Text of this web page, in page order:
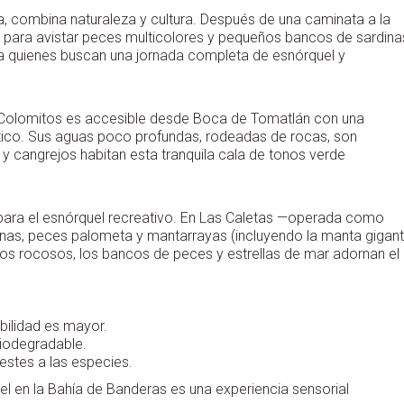
naturaleza y cultura. Después de una caminata a la
avistar peces multicolores y pequeños bancos de
buscan una jornada completa de esnórquel y
es accesible desde Boca de Tomatlán con una
Sus aguas poco profundas, rodeadas de rocas, son
cangrejos habitan esta tranquila cala de tonos verde
el esnórquel recreativo. En Las Caletas —operada como
peces palometa y mantarrayas (incluyendo la manta
rocosos, los bancos de peces y estrellas de mar adornan el
es mayor.
a las especies.
en la Bahía de Banderas es una experiencia sensorial